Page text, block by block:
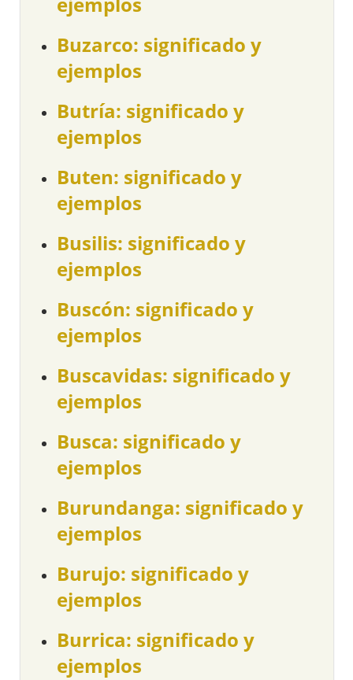
Buzarco: significado y
ejemplos
Butría: significado y
ejemplos
Buten: significado y
ejemplos
Busilis: significado y
ejemplos
Buscón: significado y
ejemplos
Buscavidas: significado y
ejemplos
Busca: significado y
ejemplos
Burundanga: significado y
ejemplos
Burujo: significado y
ejemplos
Burrica: significado y
ejemplos